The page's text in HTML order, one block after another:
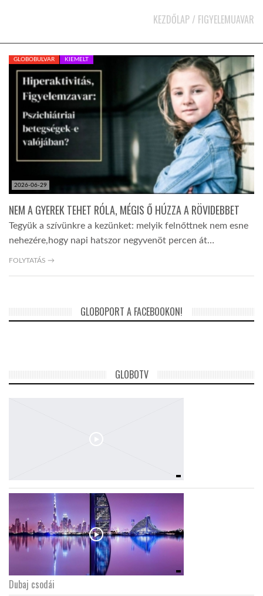
HÍR3D
TROPICALMAGAZIN
GLOBOTV
A NAP SZÉPE
LINKTR.EE
GLOBOBOOK
KEZDŐLAP / FIGYELEMUAVAR
2026-06-29
GLOBOBULVAR KIEMELT
NEM A GYEREK TEHET RÓLA, MÉGIS Ő HÚZZA A RÖVIDEBBET
Tegyük a szívünkre a kezünket: melyik felnőttnek nem esne
nehezére,hogy napi hatszor negyvenöt percen át…
FOLYTATÁS →
GLOBOPORT A FACEBOOKON!
GLOBOTV
Dubaj csodái